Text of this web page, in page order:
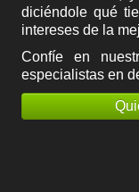
diciéndole qué
intereses de la
Confíe en
especialistas en